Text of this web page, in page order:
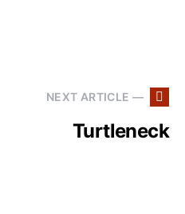
NEXT ARTICLE —
Turtleneck